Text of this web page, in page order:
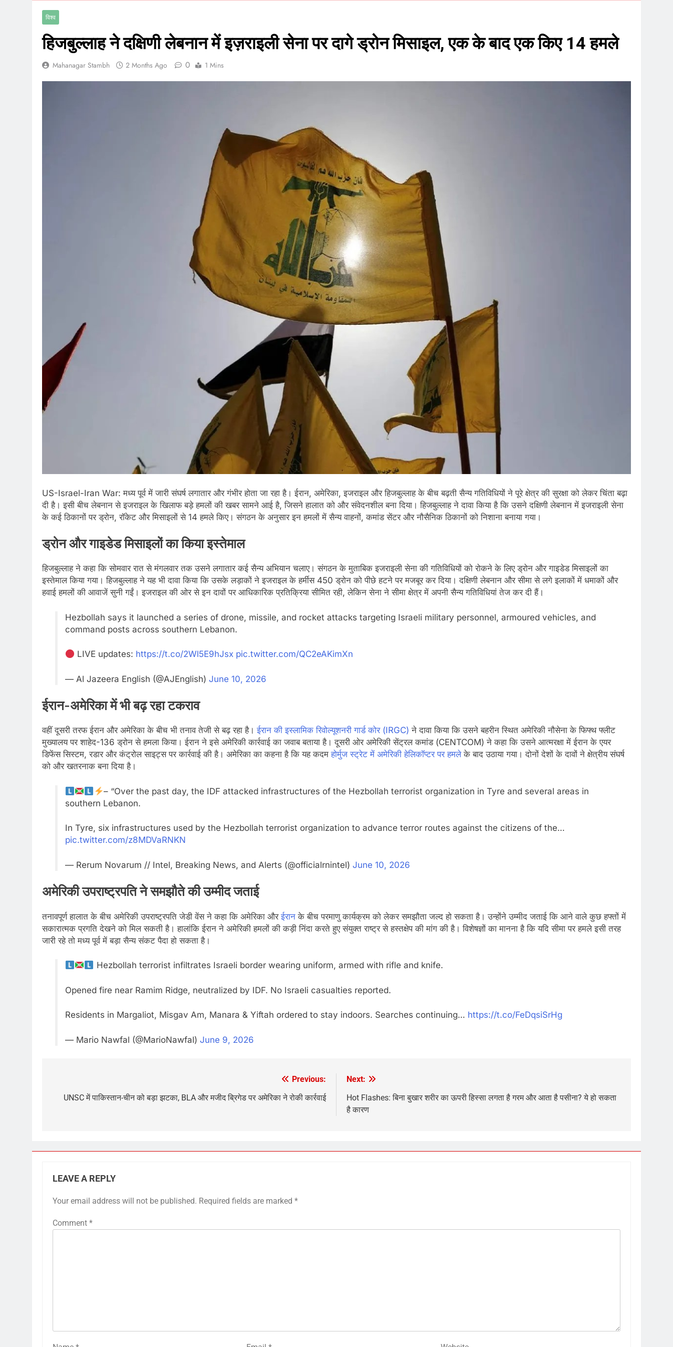
विश्व
हिजबुल्लाह ने दक्षिणी लेबनान में इज़राइली सेना पर दागे ड्रोन मिसाइल, एक के बाद एक किए 14 हमले
Mahanagar Stambh 2 Months Ago 0 1 Mins
US-Israel-Iran War: मध्य पूर्व में जारी संघर्ष लगातार और गंभीर होता जा रहा है। ईरान, अमेरिका, इजराइल और हिजबुल्लाह के बीच बढ़ती सैन्य गतिविधियों ने पूरे क्षेत्र की सुरक्षा को लेकर चिंता बढ़ा
दी है। इसी बीच लेबनान से इजराइल के खिलाफ बड़े हमलों की खबर सामने आई है, जिसने हालात को और संवेदनशील बना दिया। हिजबुल्लाह ने दावा किया है कि उसने दक्षिणी लेबनान में इजराइली सेना
के कई ठिकानों पर ड्रोन, रॉकेट और मिसाइलों से 14 हमले किए। संगठन के अनुसार इन हमलों में सैन्य वाहनों, कमांड सेंटर और नौसैनिक ठिकानों को निशाना बनाया गया।
ड्रोन और गाइडेड मिसाइलों का किया इस्तेमाल
हिजबुल्लाह ने कहा कि सोमवार रात से मंगलवार तक उसने लगातार कई सैन्य अभियान चलाए। संगठन के मुताबिक इजराइली सेना की गतिविधियों को रोकने के लिए ड्रोन और गाइडेड मिसाइलों का
इस्तेमाल किया गया। हिजबुल्लाह ने यह भी दावा किया कि उसके लड़ाकों ने इजराइल के हर्मीस 450 ड्रोन को पीछे हटने पर मजबूर कर दिया। दक्षिणी लेबनान और सीमा से लगे इलाकों में धमाकों और
हवाई हमलों की आवाजें सुनी गईं। इजराइल की ओर से इन दावों पर आधिकारिक प्रतिक्रिया सीमित रही, लेकिन सेना ने सीमा क्षेत्र में अपनी सैन्य गतिविधियां तेज कर दी हैं।
Hezbollah says it launched a series of drone, missile, and rocket attacks targeting Israeli military personnel, armoured vehicles, and
command posts across southern Lebanon.
LIVE updates: https://t.co/2Wl5E9hJsx pic.twitter.com/QC2eAKimXn
— Al Jazeera English (@AJEnglish) June 10, 2026
ईरान-अमेरिका में भी बढ़ रहा टकराव
वहीं दूसरी तरफ ईरान और अमेरिका के बीच भी तनाव तेजी से बढ़ रहा है।ईरान की इस्लामिक रिवोल्यूशनरी गार्ड कोर (IRGC) ने दावा किया कि उसने बहरीन स्थित अमेरिकी नौसेना के फिफ्थ फ्लीट
मुख्यालय पर शाहेद-136 ड्रोन से हमला किया। ईरान ने इसे अमेरिकी कार्रवाई का जवाब बताया है। दूसरी ओर अमेरिकी सेंट्रल कमांड (CENTCOM) ने कहा कि उसने आत्मरक्षा में ईरान के एयर
डिफेंस सिस्टम, रडार और कंट्रोल साइट्स पर कार्रवाई की है। अमेरिका का कहना है कि यह कदमहोर्मुज स्ट्रेट में अमेरिकी हेलिकॉप्टर पर हमलेके बाद उठाया गया। दोनों देशों के दावों ने क्षेत्रीय संघर्ष
को और खतरनाक बना दिया है।
– “Over the past day, the IDF attacked infrastructures of the Hezbollah terrorist organization in Tyre and several areas in
southern Lebanon.
In Tyre, six infrastructures used by the Hezbollah terrorist organization to advance terror routes against the citizens of the…
pic.twitter.com/z8MDVaRNKN
— Rerum Novarum // Intel, Breaking News, and Alerts (@officialrnintel) June 10, 2026
अमेरिकी उपराष्ट्रपति ने समझौते की उम्मीद जताई
तनावपूर्ण हालात के बीच अमेरिकी उपराष्ट्रपति जेडी वेंस ने कहा कि अमेरिका औरईरान के बीच परमाणु कार्यक्रम को लेकर समझौता जल्द हो सकता है। उन्होंने उम्मीद जताई कि आने वाले कुछ हफ्तों में
सकारात्मक प्रगति देखने को मिल सकती है। हालांकि ईरान ने अमेरिकी हमलों की कड़ी निंदा करते हुए संयुक्त राष्ट्र से हस्तक्षेप की मांग की है। विशेषज्ञों का मानना है कि यदि सीमा पर हमले इसी तरह
जारी रहे तो मध्य पूर्व में बड़ा सैन्य संकट पैदा हो सकता है।
Hezbollah terrorist infiltrates Israeli border wearing uniform, armed with rifle and knife.
Opened fire near Ramim Ridge, neutralized by IDF. No Israeli casualties reported.
Residents in Margaliot, Misgav Am, Manara & Yiftah ordered to stay indoors. Searches continuing… https://t.co/FeDqsiSrHg
— Mario Nawfal (@MarioNawfal) June 9, 2026
navigation
Previous:
UNSC में पाकिस्तान-चीन को बड़ा झटका, BLA और मजीद ब्रिगेड पर अमेरिका ने रोकी कार्रवाई
Next:
Hot Flashes: बिना बुखार शरीर का ऊपरी हिस्सा लगता है गरम और आता है पसीना? ये हो सकता
है कारण
LEAVE A REPLY
Your email address will not be published. Required fields are marked *
Comment *